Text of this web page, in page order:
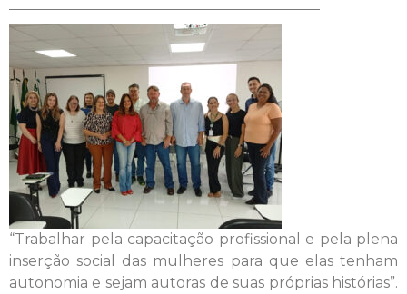
“Trabalhar pela capacitação profissional e pela plena
inserção social das mulheres para que elas tenham
autonomia e sejam autoras de suas próprias histórias”.